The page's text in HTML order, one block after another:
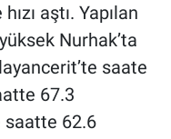
aştı. Yapılan
Nurhak’ta
saate
67.3
62.6